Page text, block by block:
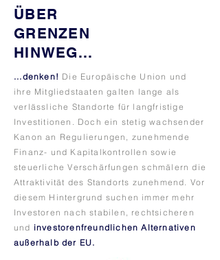
ÜBER
GRENZEN
HINWEG...
...denken! Die Europäische Union und
ihre Mitgliedstaaten galten lange als
verlässliche Standorte für langfristige
Investitionen. Doch ein stetig wachsender
Kanon an Regulierungen, zunehmende
Finanz- und Kapitalkontrollen sowie
steuerliche Verschärfungen schmälern die
Attraktivität des Standorts zunehmend. Vor
diesem Hintergrund suchen immer mehr
Investoren nach stabilen, rechtsicheren
und investorenfreundlichen Alternativen
außerhalb der EU.